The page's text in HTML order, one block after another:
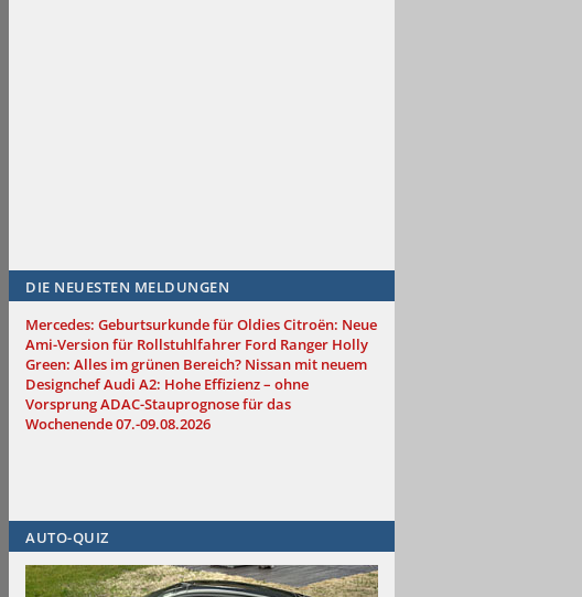
DIE NEUESTEN MELDUNGEN
Mercedes: Geburtsurkunde für OldiesCitroën: Neue
Ami-Version für Rollstuhlfahrer Ford Ranger Holly
Green: Alles im grünen Bereich? Nissan mit neuem
DesignchefAudi A2: Hohe Effizienz – ohne
VorsprungADAC-Stauprognose für das
Wochenende 07.-09.08.2026
AUTO-QUIZ